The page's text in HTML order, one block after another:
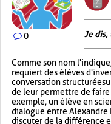
0 Je
Comme son nom
requiert des élèves
conversation structurée
de leur permettre de faire
exemple, un élève en
dialogue entre Alexandre
discuter de la différence